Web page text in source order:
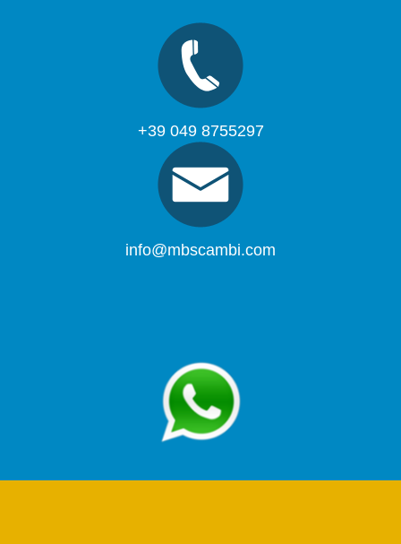
+39 049 8755297
info@mbscambi.com